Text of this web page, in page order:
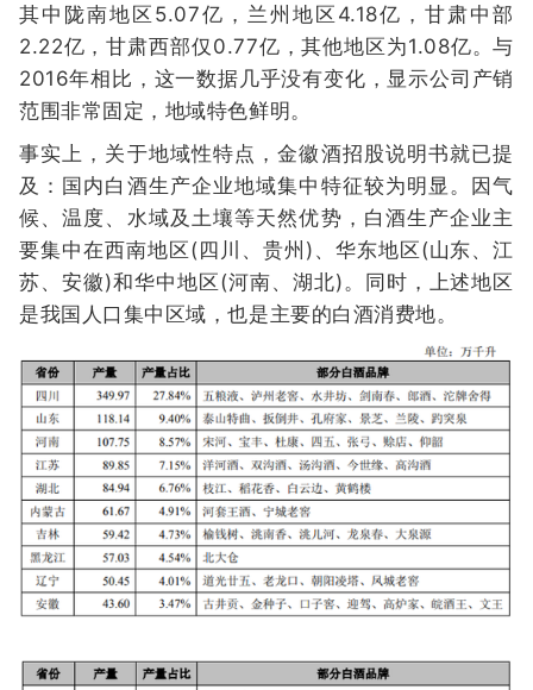
其中陇南地区5.07亿，兰州地区4.18亿，甘肃中部
2.22亿，甘肃西部仅0.77亿，其他地区为1.08亿。与
2016年相比，这一数据几乎没有变化，显示公司产销
范围非常固定，地域特色鲜明。
事实上，关于地域性特点，金徽酒招股说明书就已提
及：国内白酒生产企业地域集中特征较为明显。因气
候、温度、水域及土壤等天然优势，白酒生产企业主
要集中在西南地区(四川、贵州)、华东地区(山东、江
苏、安徽)和华中地区(河南、湖北)。同时，上述地区
是我国人口集中区域，也是主要的白酒消费地。